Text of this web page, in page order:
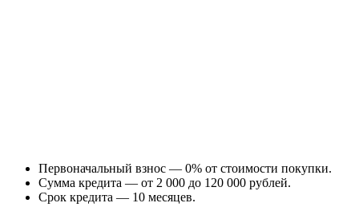
Первоначальный взнос — 0% от стоимости покупки.
Сумма кредита — от 2 000 до 120 000 рублей.
Срок кредита — 10 месяцев.